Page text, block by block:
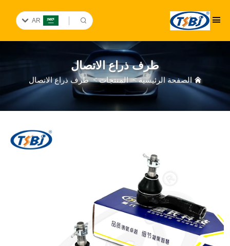
AR
طرف ذراع الاتصال
الصفحة الرئيسية>المنتجات>طرف ذراع الاتصال